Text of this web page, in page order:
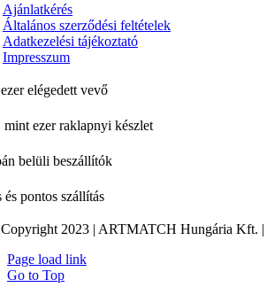
Ajánlatkérés
Általános szerződési feltételek
Adatkezelési tájékoztató
Impresszum
elégedett vevő
mint ezer raklapnyi készlet
belüli beszállítók
és pontos szállítás
Copyright 2023 | ARTMATCH Hungária Kft. |
Page load link
Go to Top